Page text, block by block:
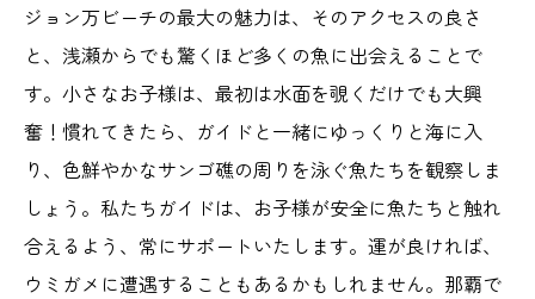
ジョン万ビーチの最大の魅力は、そのアクセスの良さ
と、浅瀬からでも驚くほど多くの魚に出会えることで
す。小さなお子様は、最初は水面を覗くだけでも大興
奮！慣れてきたら、ガイドと一緒にゆっくりと海に入
り、色鮮やかなサンゴ礁の周りを泳ぐ魚たちを観察しま
しょう。私たちガイドは、お子様が安全に魚たちと触れ
合えるよう、常にサポートいたします。運が良ければ、
ウミガメに遭遇することもあるかもしれません。那覇で